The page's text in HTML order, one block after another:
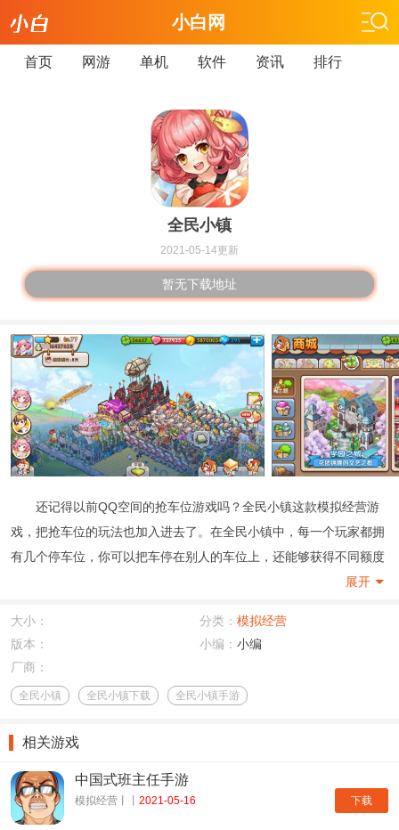
小白网
首页 网游 单机 软件 资讯 排行
全民小镇
2021-05-14更新
暂无下载地址
还记得以前QQ空间的抢车位游戏吗？全民小镇这款模拟经营游
戏，把抢车位的玩法也加入进去了。在全民小镇中，每一个玩家都拥
有几个停车位，你可以把车停在别人的车位上，还能够获得不同额度
的收益。全民小镇这款游戏最主要的还是模拟经营，整个游戏采用的
天可以通过做日常、完成订单、签到等方法来获得金币和钻石，全民
展开
大小： 分类： 模拟经营
版本：
小编： 小编
厂商：
全民小镇 全民小镇下载 全民小镇手游
相关游戏
下载
中国式班主任手游
模拟经营丨丨 2021-05-16